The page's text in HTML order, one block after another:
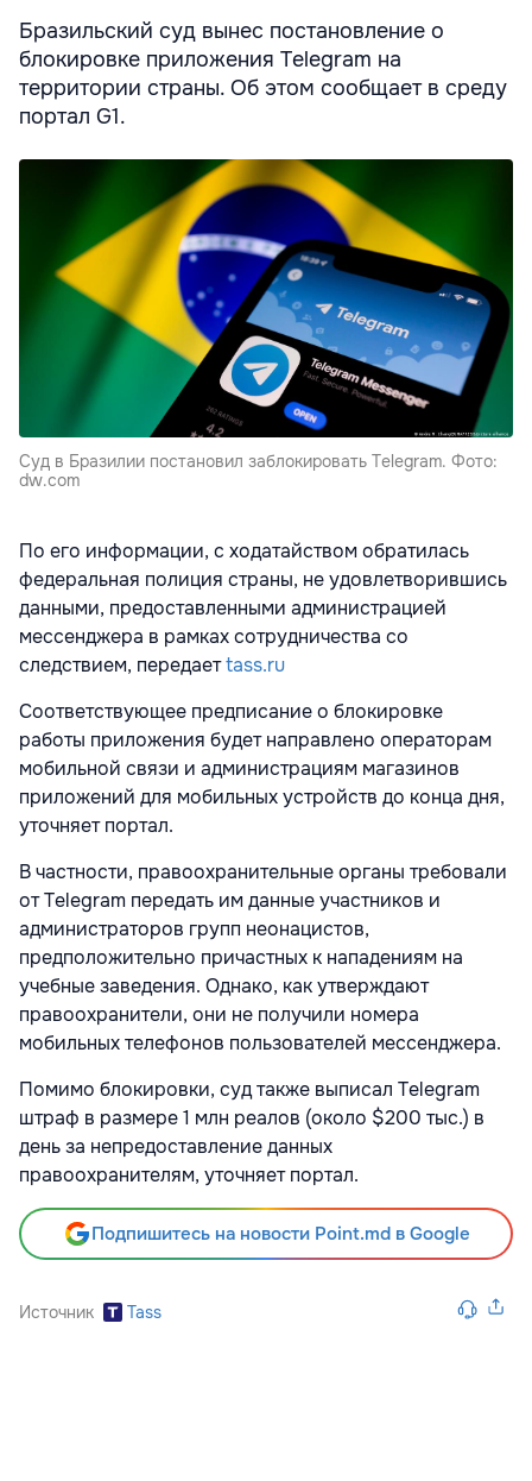
Бразильский суд вынес постановление о
блокировке приложения Telegram на
территории страны. Об этом сообщает в среду
портал G1.
Суд в Бразилии постановил заблокировать Telegram. Фото:
dw.com
По его информации, с ходатайством обратилась
федеральная полиция страны, не удовлетворившись
данными, предоставленными администрацией
мессенджера в рамках сотрудничества со
следствием, передаетtass.ru
Соответствующее предписание о блокировке
работы приложения будет направлено операторам
мобильной связи и администрациям магазинов
приложений для мобильных устройств до конца дня,
уточняет портал.
В частности, правоохранительные органы требовали
от Telegram передать им данные участников и
администраторов групп неонацистов,
предположительно причастных к нападениям на
учебные заведения. Однако, как утверждают
правоохранители, они не получили номера
мобильных телефонов пользователей мессенджера.
Помимо блокировки, суд также выписал Telegram
штраф в размере 1 млн реалов (около $200 тыс.) в
день за непредоставление данных
правоохранителям, уточняет портал.
Подпишитесь на новости Point.md в Google
Источник Tass